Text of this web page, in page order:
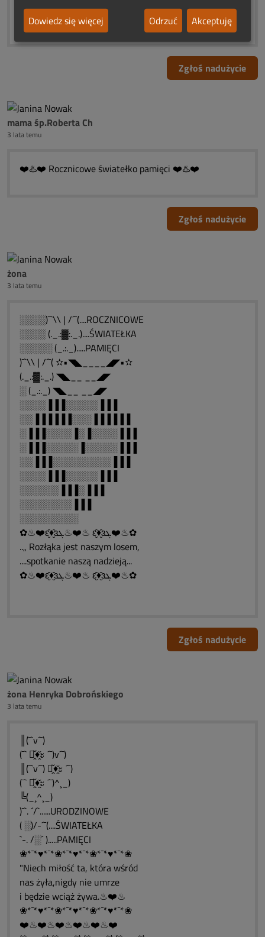
✬ *♥* ✬ *♥*✬ *♥* ✬ *♥* ✬
Zgłoś nadużycie
mama śp.Roberta Ch
3 lata temu
❤️♨️❤️ Rocznicowe światełko pamięci ❤️♨️❤️
Zgłoś nadużycie
żona
3 lata temu
░░░░)¯`\\ | /´¯(....ROCZNICOWE
░░░░ (._.:▓:._.)....ŚWIATEŁKA
░░░░░ (_.:._).....PAMIĘCI
)¯`\\ | /´¯( ✫•◥◣____◢◤•✫
(._.:▓:._.) ◥◣__ __◢◤
░ (_.:._) ◥◣__ __◢◤
░░░░▐▐▐░░░░░▐▐▐
░░▐▐▐▐▐▐░░░▐▐▐▐▐▐
░▐▐▐░░░░▐░▐░░░░▐▐▐
░▐▐▐░░░░░▐░░░░░▐▐▐
░░▐▐▐░░░░░░░░░▐▐▐
░░░░▐▐▐░░░░░▐▐▐
░░░░░░▐▐▐░▐▐▐
░░░░░░░░▐▐▐
░░░░░░░░░
✿♨❤️ԑ̮̑♦̮̑ɜܓ♨❤️♨ ԑ̮̑♦̮̑ɜܓ❤️♨✿
..„ Rozłąka jest naszym losem,
....spotkanie naszą nadzieją...
✿♨❤️ԑ̮̑♦̮̑ɜܓ♨❤️♨ ԑ̮̑♦̮̑ɜܓ❤️♨✿
Zgłoś nadużycie
żona Henryka Dobrońskiego
3 lata temu
║(¯`v´¯)
(¯` ะ̭̌♦̭̌ะ ´¯)v´¯)
║(¯`v´¯) ะ̭̌♦̭̌ะ ´¯)
(¯` ะ̭̌♦̭̌ะ ´¯)^¸_)
╚(_¸^¸_)
)¯`. ´/`......URODZINOWE
( ░)/-´¯(....ŚWIATEŁKA
`-. /░´ ).....PAMIĘCI
❀*¯*♥*¯*❀*¯*♥*¯*❀*¯*♥*¯*❀
"Niech miłość ta, która wśród
nas żyła,nigdy nie umrze
i będzie wciąż żywa.♨❤️♨
❀*¯*♥*¯*❀*¯*♥*¯*❀*¯*♥*¯*❀
❤️♨❤️♨❤️♨❤️♨❤️♨❤️
Dowiedz się więcej
Odrzuć Akceptuję